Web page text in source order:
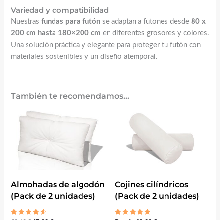
Variedad y compatibilidad
Nuestras fundas para futónse adaptan a futones desde 80 x
200 cm hasta 180×200 cm en diferentes grosores y colores.
Una solución práctica y elegante para proteger tu futón con
materiales sostenibles y un diseño atemporal.
También te recomendamos…
Almohadas de algodón
(Pack de 2 unidades)
El
precio
60,40 €.
precio
Cojines cilíndricos
(Pack de 2 unidades)